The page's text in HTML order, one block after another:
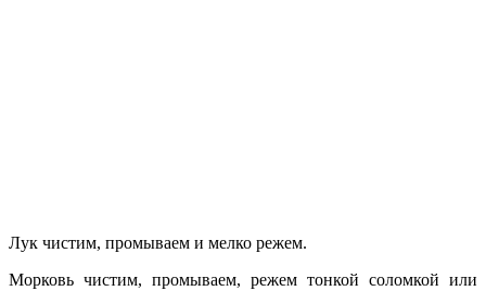
Лук чистим, промываем и мелко режем.
Морковь чистим, промываем, режем тонкой соломкой или